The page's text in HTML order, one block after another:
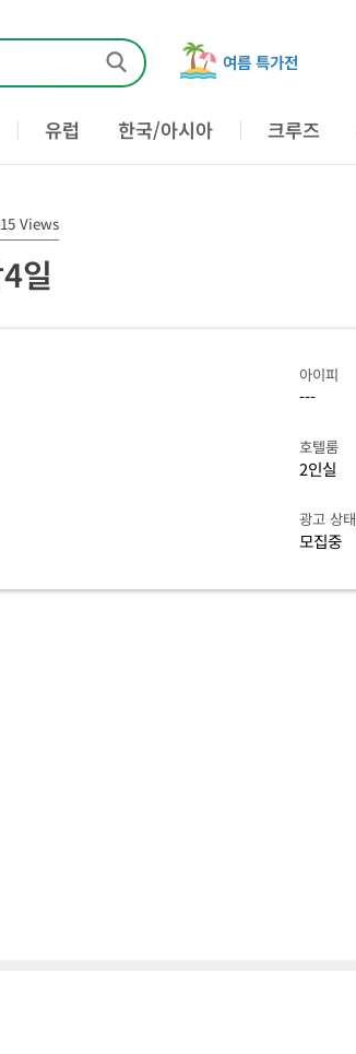
여름 특가전
유럽 한국/아시아 크루즈
Views
일
아이피
---
호텔룸
2인실
광고 상태
모집중